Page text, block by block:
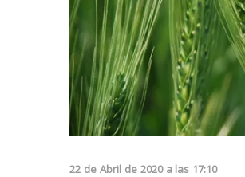
22 de Abril de 2020 a las 17:10